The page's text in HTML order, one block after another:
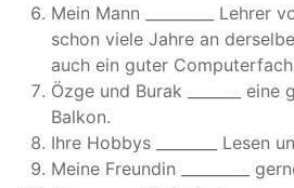
Mein Mann _________ Lehrer
schon viele Jahre an derselben
auch ein guter
Özge und Burak _______
Balkon.
Ihre Hobbys ________ Lesen
Meine Freundin _________